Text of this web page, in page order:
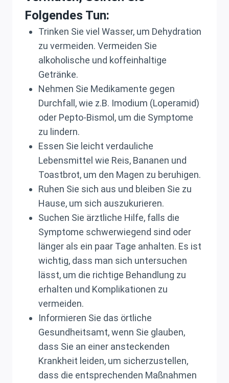
Folgendes Tun:
Trinken Sie viel Wasser, um Dehydration
zu vermeiden. Vermeiden Sie
alkoholische und koffeinhaltige
Getränke.
Nehmen Sie Medikamente gegen
Durchfall, wie z.B. Imodium (Loperamid)
oder Pepto-Bismol, um die Symptome
zu lindern.
Essen Sie leicht verdauliche
Lebensmittel wie Reis, Bananen und
Toastbrot, um den Magen zu beruhigen.
Ruhen Sie sich aus und bleiben Sie zu
Hause, um sich auszukurieren.
Suchen Sie ärztliche Hilfe, falls die
Symptome schwerwiegend sind oder
länger als ein paar Tage anhalten. Es ist
wichtig, dass man sich untersuchen
lässt, um die richtige Behandlung zu
erhalten und Komplikationen zu
vermeiden.
Informieren Sie das örtliche
Gesundheitsamt, wenn Sie glauben,
dass Sie an einer ansteckenden
Krankheit leiden, um sicherzustellen,
dass die entsprechenden Maßnahmen